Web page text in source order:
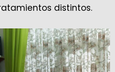
distintos.